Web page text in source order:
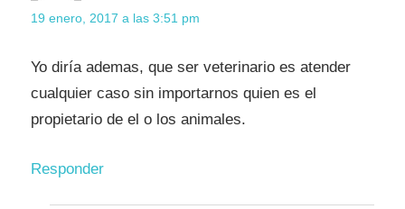
19 enero, 2017 a las 3:51 pm
Yo diría ademas, que ser veterinario es atender
cualquier caso sin importarnos quien es el
propietario de el o los animales.
Responder